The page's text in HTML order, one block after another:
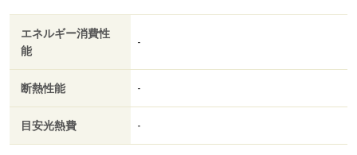
エネルギー消費性
能
-
断熱性能 -
目安光熱費 -